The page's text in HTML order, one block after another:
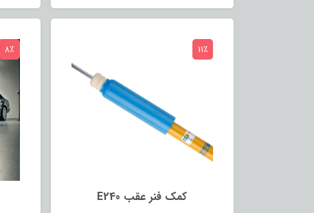
کمک فنر عقب E240
11٪ 8٪